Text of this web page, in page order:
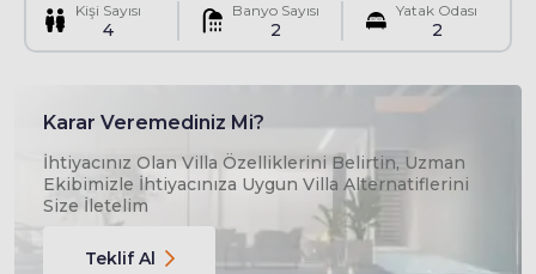
Kişi Sayısı
4
Banyo Sayısı
2
Yatak Odası
2
Karar Veremediniz Mi?
İhtiyacınız Olan Villa Özelliklerini Belirtin, Uzman
Ekibimizle İhtiyacınıza Uygun Villa Alternatiflerini
Size İletelim
Teklif Al